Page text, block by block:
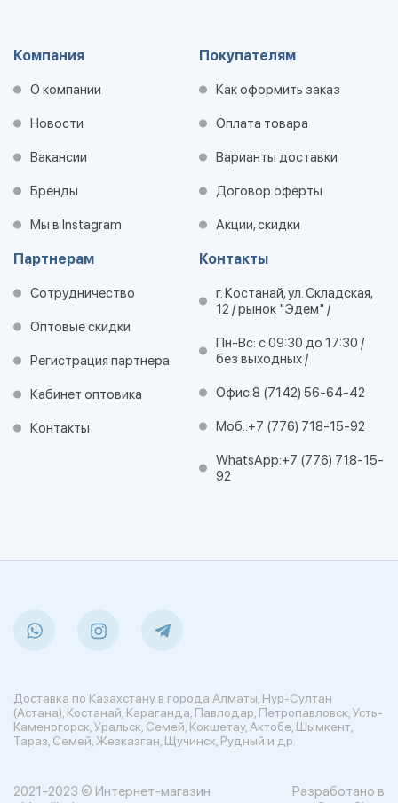
Компания
О компании
Новости
Вакансии
Бренды
Мы в Instagram
Покупателям
Как оформить заказ
Оплата товара
Варианты доставки
Договор оферты
Акции, скидки
Партнерам
Сотрудничество
Оптовые скидки
Регистрация партнера
Кабинет оптовика
Контакты
Контакты
г. Костанай, ул. Складская,
12 / рынок "Эдем" /
Пн-Вс: с 09:30 до 17:30 /
без выходных /
Офис:8 (7142) 56-64-42
Моб.:+7 (776) 718-15-92
WhatsApp:+7 (776) 718-15-
92
Доставка по Казахстану в города Алматы, Нур-Султан
(Астана), Костанай, Караганда, Павлодар, Петропавловск, Усть-
Каменогорск, Уральск, Семей, Кокшетау, Актобе, Шымкент,
Тараз, Семей, Жезказган, Щучинск, Рудный и др.
2021-2023 © Интернет-магазин
Разработано в